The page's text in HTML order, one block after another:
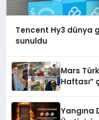
Tencent Hy3 dünya
sunuldu
Mars
Haftası”
Yangına